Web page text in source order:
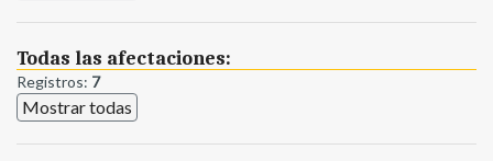
Todas las afectaciones:
Registros: 7
Mostrar todas